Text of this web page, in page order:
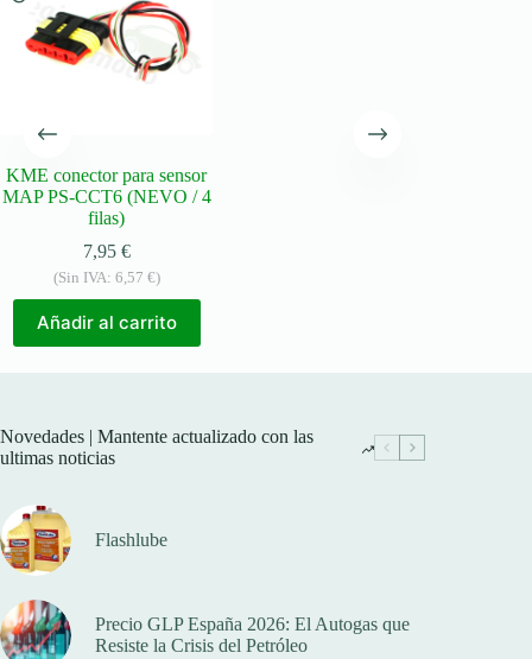
KME conector para sensor
MAP PS-CCT6 (NEVO / 4
filas)
7,95 €
(Sin IVA: 6,57 €)
Añadir al carrito
Novedades | Mantente actualizado con las
ultimas noticias
Flashlube
Precio GLP España 2026: El Autogas que
Resiste la Crisis del Petróleo